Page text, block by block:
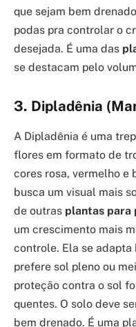
que sejam bem
podas pra controlar o
desejada. É uma das
se destacam pelo
3. Dipladênia
A Dipladênia é uma
flores em formato de
cores rosa, vermelho e
busca um visual mais
de outras plantas para
um crescimento mais
controle. Ela se adapta
prefere sol pleno ou
proteção contra o sol
quentes. O solo deve
bem drenado. É uma